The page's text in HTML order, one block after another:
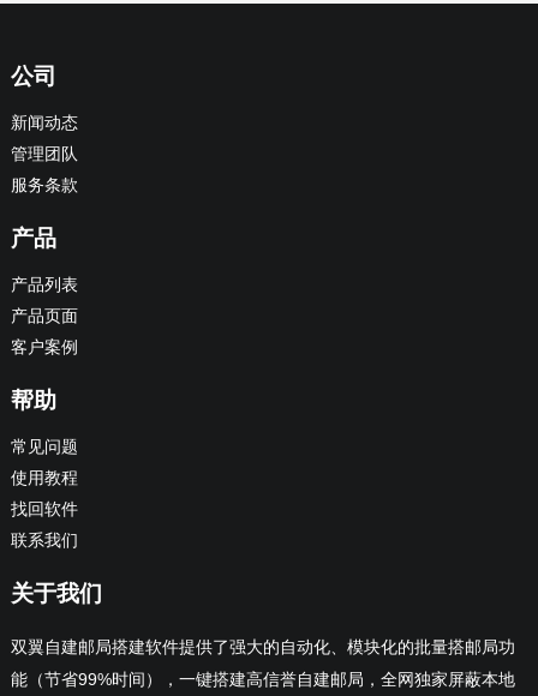
公司
新闻动态
管理团队
服务条款
产品
产品列表
产品页面
客户案例
帮助
常见问题
使用教程
找回软件
联系我们
关于我们
双翼自建邮局搭建软件提供了强大的自动化、模块化的批量搭邮局功
能（节省99%时间），一键搭建高信誉自建邮局，全网独家屏蔽本地